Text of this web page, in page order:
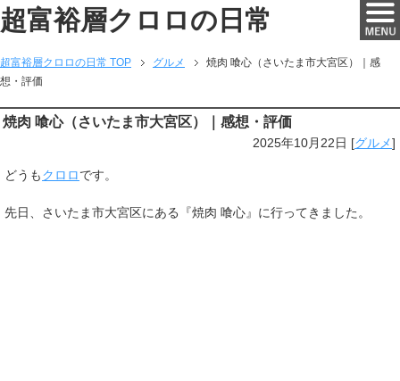
超富裕層クロロの日常
超富裕層クロロの日常 TOP グルメ
焼肉 喰心（さいたま市大宮区）｜感
想・評価
焼肉 喰心（さいたま市大宮区）｜感想・評価
2025年10月22日 [グルメ]
どうもクロロです。
先日、さいたま市大宮区にある『焼肉 喰心』に行ってきました。